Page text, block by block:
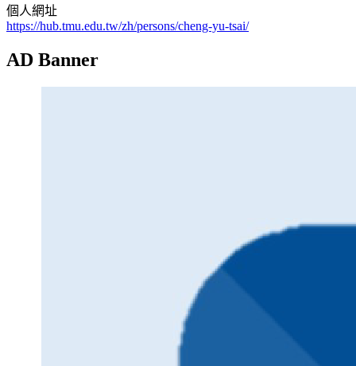
個人網址
https://hub.tmu.edu.tw/zh/persons/cheng-yu-tsai/
AD Banner